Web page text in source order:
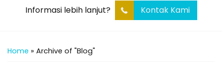
Informasi lebih lanjut? Kontak Kami
Home » Archive of "Blog"